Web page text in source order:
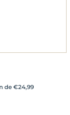
de €24,99